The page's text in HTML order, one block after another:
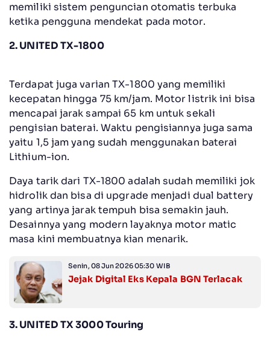
memiliki sistem penguncian otomatis terbuka
ketika pengguna mendekat pada motor.
2. UNITED TX-1800
Terdapat juga varian TX-1800 yang memiliki
kecepatan hingga 75 km/jam. Motor listrik ini bisa
mencapai jarak sampai 65 km untuk sekali
pengisian baterai. Waktu pengisiannya juga sama
yaitu 1,5 jam yang sudah menggunakan baterai
Lithium-ion.
Daya tarik dari TX-1800 adalah sudah memiliki jok
hidrolik dan bisa di upgrade menjadi dual battery
yang artinya jarak tempuh bisa semakin jauh.
Desainnya yang modern layaknya motor matic
masa kini membuatnya kian menarik.
Senin, 08 Jun 2026 05:30 WIB
Jejak Digital Eks Kepala BGN Terlacak
3. UNITED TX 3000 Touring